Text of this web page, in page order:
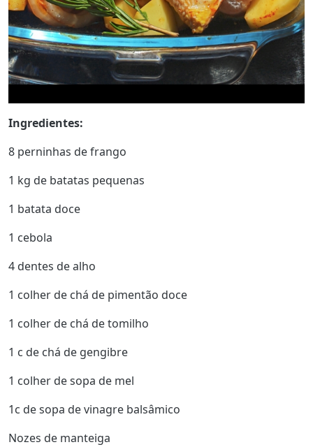
Ingredientes:
8 perninhas de frango
1 kg de batatas pequenas
1 batata doce
1 cebola
4 dentes de alho
1 colher de chá de pimentão doce
1 colher de chá de tomilho
1 c de chá de gengibre
1 colher de sopa de mel
1c de sopa de vinagre balsâmico
Nozes de manteiga